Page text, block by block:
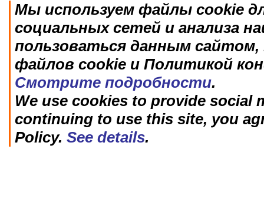
Мы используем файлы cookie
социальных сетей и анализа
пользоваться данным
файлов cookie и Политикой
Смотрите подробности.
We use cookies to provide social
continuing to use this site, you
Policy. See details.